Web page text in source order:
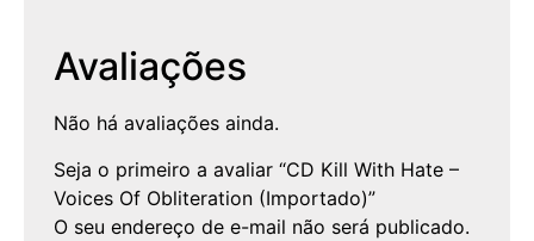
Avaliações
Não há avaliações ainda.
Seja o primeiro a avaliar “CD Kill With Hate –
Voices Of Obliteration (Importado)”
O seu endereço de e-mail não será publicado.